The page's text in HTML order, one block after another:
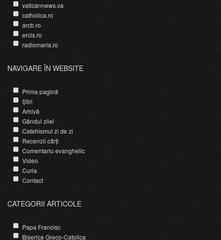
vaticannews.va
catholica.ro
arcb.ro
ercis.ro
radiomaria.ro
NAVIGARE ÎN WEBSITE
Prima pagină
Știri
Arhivă
Gândul zilei
Catehismul zi de zi
Recenzii cărți
Comentariu evanghelic
Video
Curia
Contact
CATEGORII ARTICOLE
Papa Francisc
Biserica Greco-Catolica